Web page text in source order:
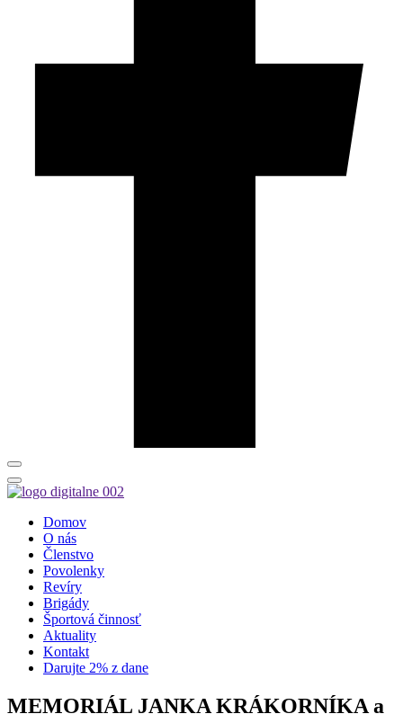
Domov
O nás
Členstvo
Povolenky
Revíry
Brigády
Športová činnosť
Aktuality
Kontakt
Darujte 2% z dane
MEMORIÁL JANKA KRÁKORNÍKA a